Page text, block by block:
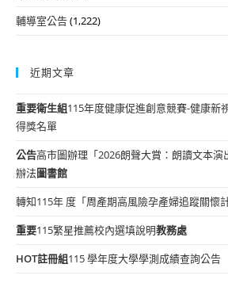
輔導室公告(1,222)
近期文章
重要衛生組115年度健康促進創意競賽-健康新
得獎名單
公告高市圖辦理「2026朗聲大賞：朗讀文本
辦法圖書館
轉知115年 度「周產期高風險孕產婦追蹤關懷
重要115繁星推薦校內選填說明教務處
HOT註冊組115 學年度大學學測成績查詢公告